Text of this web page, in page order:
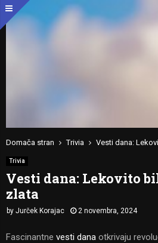
Domača stran Trivia Vesti dana:
Trivia
Vesti dana: Lekovito
zlata
by Jurček Korajac 2 novembra, 2024
Fascinantne vesti dana otkrivaju